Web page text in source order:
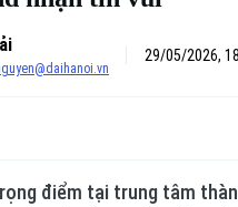
29/05/2026,
điểm tại trung tâm